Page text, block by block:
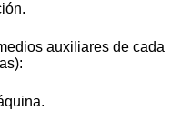
auxiliares de cada